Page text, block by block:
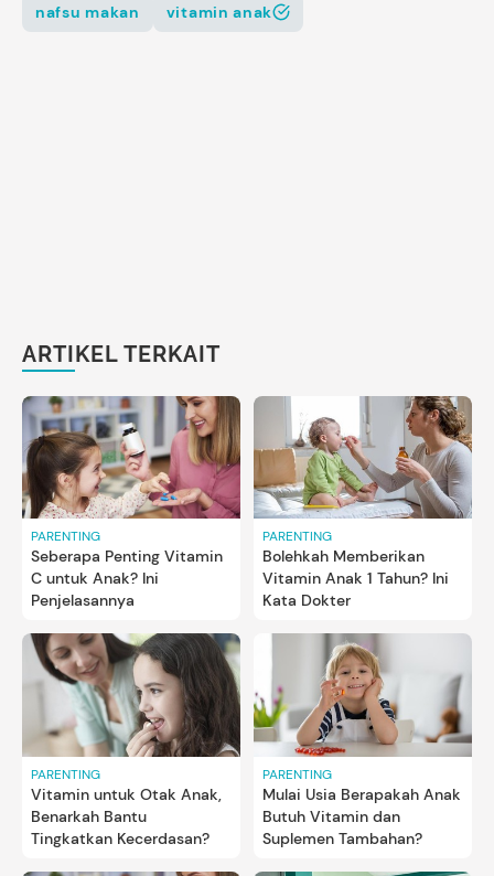
nafsu makan
vitamin anak
ARTIKEL TERKAIT
PARENTING
Seberapa Penting Vitamin
C untuk Anak? Ini
Penjelasannya
PARENTING
Bolehkah Memberikan
Vitamin Anak 1 Tahun? Ini
Kata Dokter
PARENTING
Vitamin untuk Otak Anak,
Benarkah Bantu
Tingkatkan Kecerdasan?
PARENTING
Mulai Usia Berapakah Anak
Butuh Vitamin dan
Suplemen Tambahan?